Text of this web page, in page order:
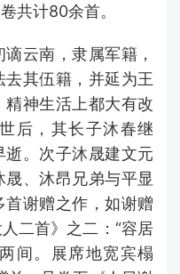
共计80余首。
云南，隶属军籍，
其伍籍，并延为王
神生活上都大有改
后，其长子沐春继
。次子沐晟建文元
、沐昂兄弟与平显
谢赠之作，如谢赠
二首》之二：“容居
间。展席地宽宾榻